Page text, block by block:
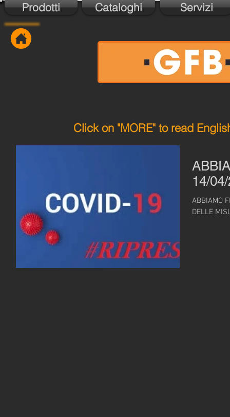
Prodotti Cataloghi Servizi
Click on "MORE" to read
14/
ABBIAMO
DELLE